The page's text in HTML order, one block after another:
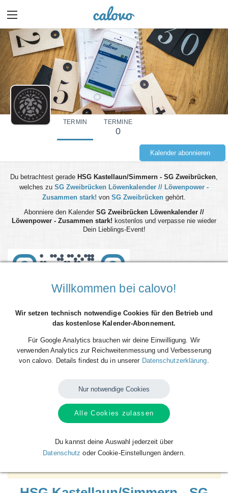
TERMIN TERMINE
0
Kalender abonnieren
Du betrachtest gerade HSG Kastellaun/Simmern - SG Zweibrücken,
welches zu SG Zweibrücken Löwenkalender // Löwenpower -
Zusammen stark! von SG Zweibrücken gehört.
Abonniere den Kalender SG Zweibrücken Löwenkalender //
Löwenpower - Zusammen stark! kostenlos und verpasse nie wieder
Dein Lieblings-Event!
Die Veranstaltung hat bereits am 21. September 2024, 20:00 Uhr
stattgefunden.
SG Zweibrücken Löwenkalender // Löwenpower -
Termine.
Alle aktuellen Termine: SG Zweibrücken Löwenkalender //
Willkommen bei calovo!
Wir setzen technisch notwendige Cookies für den Betrieb und
das kostenlose Kalender-Abonnement.
Für Google Analytics brauchen wir deine Einwilligung. Wir
verwenden Analytics zur Reichweitenmessung und Verbesserung
von calovo. Details findest du in unserer Datenschutzerklärung.
Nur notwendige Cookies
Alle Cookies zulassen
Du kannst deine Auswahl jederzeit über
Datenschutz oder Cookie-Einstellungen ändern.